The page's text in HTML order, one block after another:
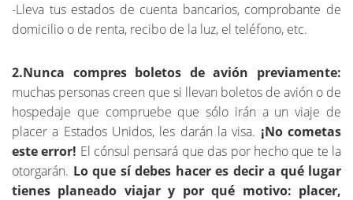
-Lleva tus estados de cuenta bancarios, comprobante de
domicilio o de renta, recibo de la luz, el teléfono, etc.
2.Nunca compres boletos de avión previamente:
muchas personas creen que si llevan boletos de avión o de
hospedaje que compruebe que sólo irán a un viaje de
placer a Estados Unidos, les darán la visa. ¡No cometas
este error! El cónsul pensará que das por hecho que te la
otorgarán. Lo que sí debes hacer es decir a qué lugar
tienes planeado viajar y por qué motivo: placer,